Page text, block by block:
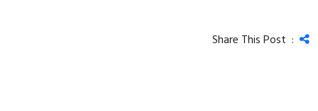
Share This Post :